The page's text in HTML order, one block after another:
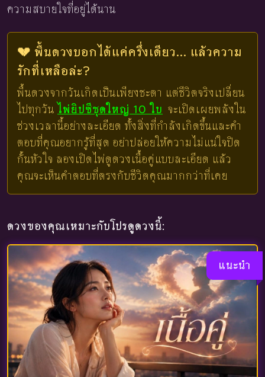
ความสบายใจที่อยู่ได้นาน
💔 พื้นดวงบอกได้แค่ครึ่งเดียว... แล้วความ
รักที่เหลือล่ะ?
พื้นดวงจากวันเกิดเป็นเพียงชะตา แต่ชีวิตจริงเปลี่ยน
ไปทุกวัน ไพ่ยิปซีชุดใหญ่ 10 ใบ จะเปิดเผยพลังใน
ช่วงเวลานี้อย่างละเอียด ทั้งสิ่งที่กำลังเกิดขึ้นและคำ
ตอบที่คุณอยากรู้ที่สุด อย่าปล่อยให้ความไม่แน่ใจปิด
กั้นหัวใจ ลองเปิดไพ่ดูดวงเนื้อคู่แบบละเอียด แล้ว
คุณจะเห็นคำตอบที่ตรงกับชีวิตคุณมากกว่าที่เคย
ดวงของคุณเหมาะกับโปรดูดวงนี้:
แนะนำ